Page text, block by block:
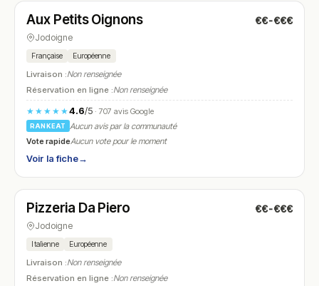
N° 8
Aux Petits Oignons €€-€€€
Jodoigne
Française Européenne
Livraison :Non renseignée
Réservation en ligne :Non renseignée
★★★★★4.6/5· 707 avis Google
RANKEAT
Aucun avis par la communauté
Vote rapideAucun vote pour le moment
Voir la fiche→
N° 9
Pizzeria Da Piero €€-€€€
Jodoigne
Italienne Européenne
Livraison :Non renseignée
Réservation en ligne :Non renseignée